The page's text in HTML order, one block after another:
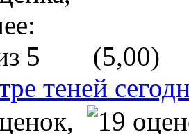
(5,00)
теней